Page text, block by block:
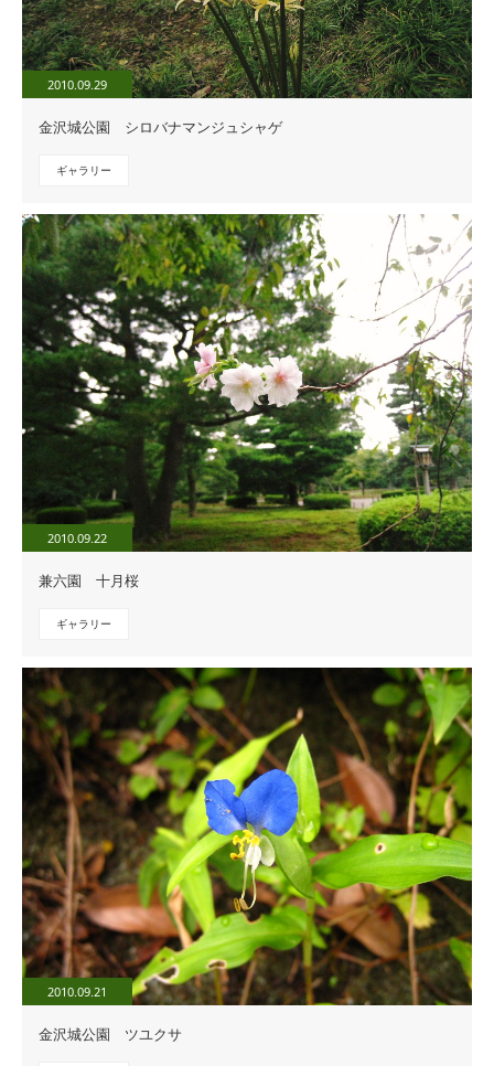
2010.09.29
金沢城公園 シロバナマンジュシャゲ
ギャラリー
2010.09.22
兼六園 十月桜
ギャラリー
2010.09.21
金沢城公園 ツユクサ